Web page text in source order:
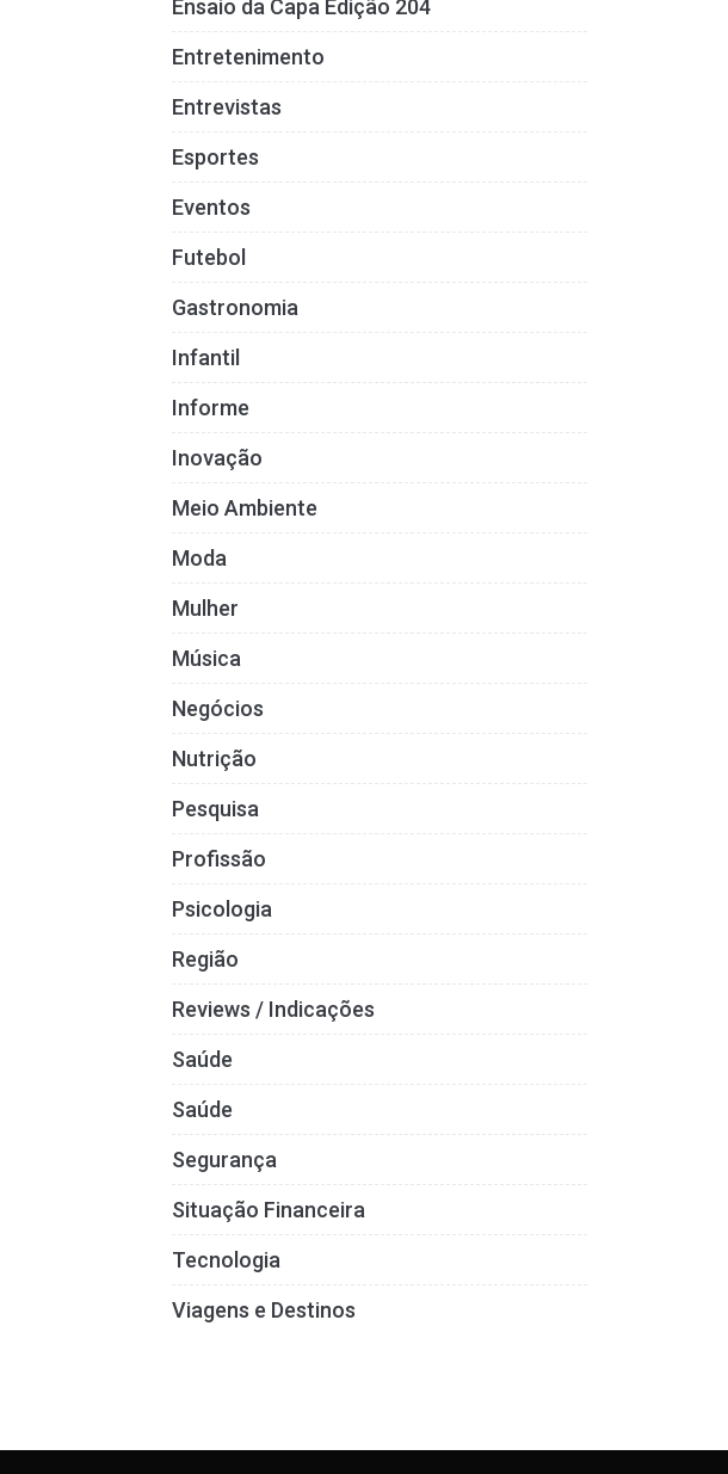
Ensaio da Capa Edição 204
Entretenimento
Entrevistas
Esportes
Eventos
Futebol
Gastronomia
Infantil
Informe
Inovação
Meio Ambiente
Moda
Mulher
Música
Negócios
Nutrição
Pesquisa
Profissão
Psicologia
Região
Reviews / Indicações
Saúde
Saúde
Segurança
Situação Financeira
Tecnologia
Viagens e Destinos